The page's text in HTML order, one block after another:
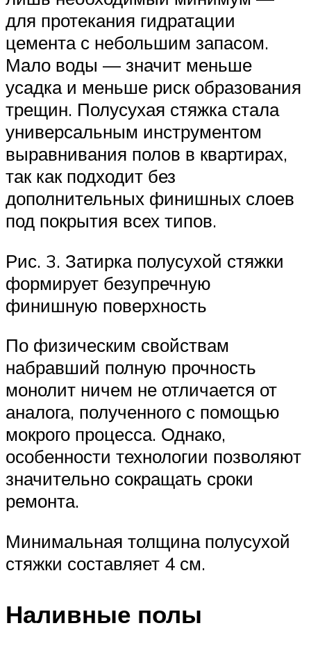
для протекания гидратации
цемента с небольшим запасом.
Мало воды — значит меньше
усадка и меньше риск образования
трещин. Полусухая стяжка стала
универсальным инструментом
выравнивания полов в квартирах,
так как подходит без
дополнительных финишных слоев
под покрытия всех типов.
Рис. 3. Затирка полусухой стяжки
формирует безупречную
финишную поверхность
По физическим свойствам
набравший полную прочность
монолит ничем не отличается от
аналога, полученного с помощью
мокрого процесса. Однако,
особенности технологии позволяют
значительно сокращать сроки
ремонта.
Минимальная толщина полусухой
стяжки составляет 4 см.
Наливные полы